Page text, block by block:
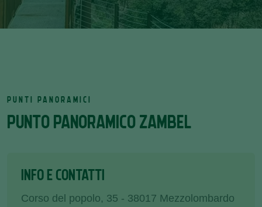
PUNTO PANORAMICO ZAMBEL
PUNTI PANORAMICI
INFO E CONTATTI
Corso del popolo, 35 - 38017 Mezzolombardo